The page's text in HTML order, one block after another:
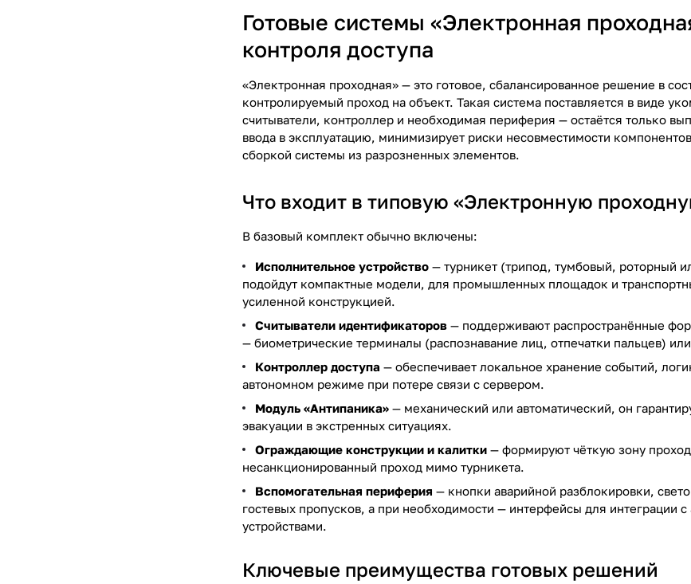
Готовые системы «Электронная
контроля доступа
«Электронная проходная» — это готовое, сбалансированное решение в
контролируемый проход на объект. Такая система поставляется в виде
считыватели, контроллер и необходимая периферия — остаётся только
ввода в эксплуатацию, минимизирует риски несовместимости
сборкой системы из разрозненных элементов.
Что входит в типовую «Электронную
В базовый комплект обычно включены:
Исполнительное устройство — турникет (трипод, тумбовый, роторный
подойдут компактные модели, для промышленных площадок и
усиленной конструкцией.
Считыватели идентификаторов — поддерживают распространённые
— биометрические терминалы (распознавание лиц, отпечатки пальцев)
Контроллер доступа — обеспечивает локальное хранение событий,
автономном режиме при потере связи с сервером.
Модуль «Антипаника» — механический или автоматический, он
эвакуации в экстренных ситуациях.
Ограждающие конструкции и калитки — формируют чёткую зону
несанкционированный проход мимо турникета.
Вспомогательная периферия — кнопки аварийной разблокировки,
гостевых пропусков, а при необходимости — интерфейсы для
устройствами.
Ключевые преимущества готовых решений